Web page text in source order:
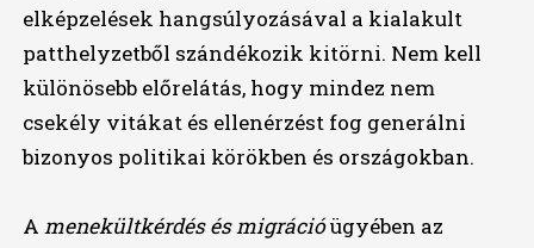
elképzelések hangsúlyozásával a kialakult
patthelyzetből szándékozik kitörni. Nem kell
különösebb előrelátás, hogy mindez nem
csekély vitákat és ellenérzést fog generálni
bizonyos politikai körökben és országokban.
A menekültkérdés és migrációügyében az